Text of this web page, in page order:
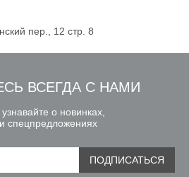
пер., 12 стр. 8
ВСЕГДА С НАМИ
о новинках,
спецпредложениях
ПОДПИСАТЬСЯ